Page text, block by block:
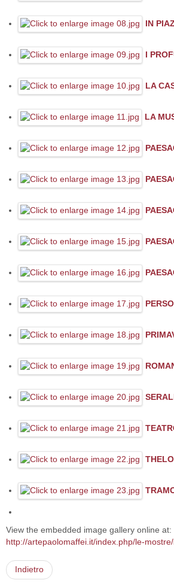
IN
I
LA
LA
View the embedded image gallery online at:
http://artepaolomaffei.it/index.php/le-
Indietro